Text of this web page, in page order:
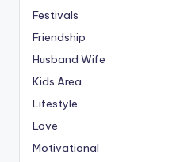
Festivals
Friendship
Husband Wife
Kids Area
Lifestyle
Love
Motivational